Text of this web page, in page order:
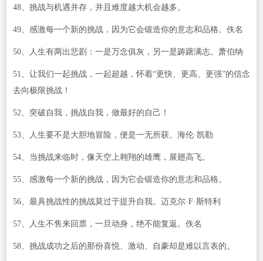
48、挑战与机遇并存，并且难度越大机会越多。
49、感激每一个新的挑战，因为它会锻造你的意志和品格。佚名
50、人生有两出悲剧：一是万念俱灰，另一是踌躇满志。萧伯纳
51、让我们一起挑战，一起超越，怀着“更快、更高、更强”的信念
去向极限挑战！
52、突破自我，挑战自我，做最好的自己！
53、人生要不是大胆地冒险，便是一无所获。海伦·凯勒
54、当挑战来临时，像天空上翱翔的雄鹰，展翅高飞。
55、感激每一个新的挑战，因为它会锻造你的意志和品格。
56、最具挑战性的挑战莫过于提升自我。迈克尔·F·斯特利
57、人生不售来回票，一旦动身，绝不能复返。佚名
58、挑战成功之后的那份喜悦、激动、自豪却是难以言表的。